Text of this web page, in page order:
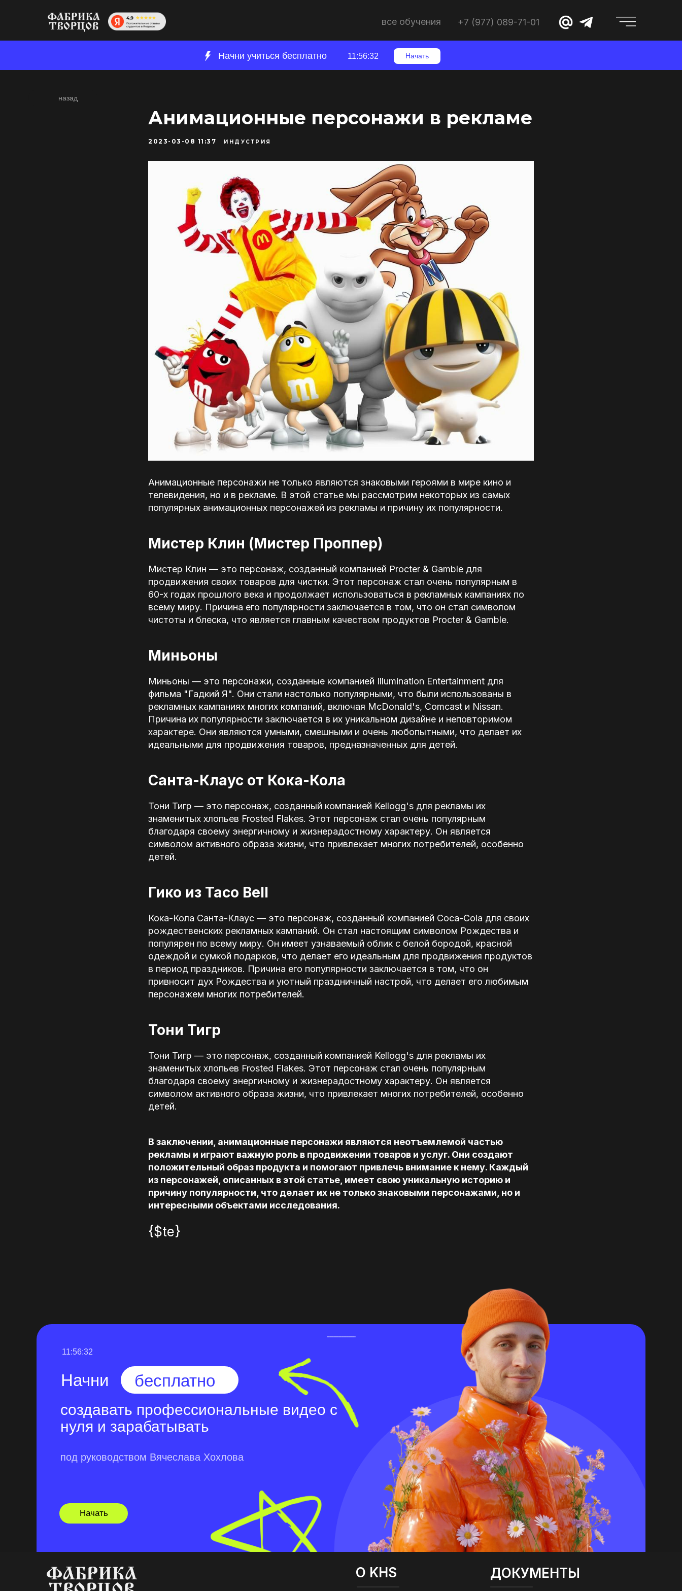
все обучения +7 (977) 089-71-01
11:56:31
Начни учиться бесплатно Начать
назад
Анимационные персонажи в рекламе
2023-03-08 11:37 ИНДУСТРИЯ
Анимационные персонажи не только являются знаковыми героями в мире кино и
телевидения, но и в рекламе. В этой статье мы рассмотрим некоторых из самых
популярных анимационных персонажей из рекламы и причину их популярности.
Мистер Клин (Мистер Проппер)
Мистер Клин — это персонаж, созданный компанией Procter & Gamble для
продвижения своих товаров для чистки. Этот персонаж стал очень популярным в
60-х годах прошлого века и продолжает использоваться в рекламных кампаниях по
всему миру. Причина его популярности заключается в том, что он стал символом
чистоты и блеска, что является главным качеством продуктов Procter & Gamble.
Миньоны
Миньоны — это персонажи, созданные компанией Illumination Entertainment для
фильма "Гадкий Я". Они стали настолько популярными, что были использованы в
рекламных кампаниях многих компаний, включая McDonald's, Comcast и Nissan.
Причина их популярности заключается в их уникальном дизайне и неповторимом
характере. Они являются умными, смешными и очень любопытными, что делает их
идеальными для продвижения товаров, предназначенных для детей.
Санта-Клаус от Кока-Кола
Тони Тигр — это персонаж, созданный компанией Kellogg's для рекламы их
знаменитых хлопьев Frosted Flakes. Этот персонаж стал очень популярным
благодаря своему энергичному и жизнерадостному характеру. Он является
символом активного образа жизни, что привлекает многих потребителей, особенно
детей.
Гико из Taco Bell
Кока-Кола Санта-Клаус — это персонаж, созданный компанией Coca-Cola для своих
рождественских рекламных кампаний. Он стал настоящим символом Рождества и
популярен по всему миру. Он имеет узнаваемый облик с белой бородой, красной
одеждой и сумкой подарков, что делает его идеальным для продвижения продуктов
в период праздников. Причина его популярности заключается в том, что он
привносит дух Рождества и уютный праздничный настрой, что делает его любимым
персонажем многих потребителей.
Тони Тигр
Тони Тигр — это персонаж, созданный компанией Kellogg's для рекламы их
знаменитых хлопьев Frosted Flakes. Этот персонаж стал очень популярным
благодаря своему энергичному и жизнерадостному характеру. Он является
символом активного образа жизни, что привлекает многих потребителей, особенно
детей.
В заключении, анимационные персонажи являются неотъемлемой частью
рекламы и играют важную роль в продвижении товаров и услуг. Они создают
положительный образ продукта и помогают привлечь внимание к нему. Каждый
из персонажей, описанных в этой статье, имеет свою уникальную историю и
причину популярности, что делает их не только знаковыми персонажами, но и
интересными объектами исследования.
{$te}
под руководством Вячеслава Хохлова
создавать профессиональные видео с
нуля и зарабатывать
Начни бесплатно
11:56:31
Начать
ДОКУМЕНТЫ
О KHS